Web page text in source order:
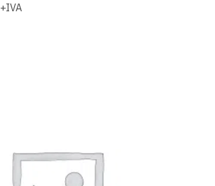
+IVA